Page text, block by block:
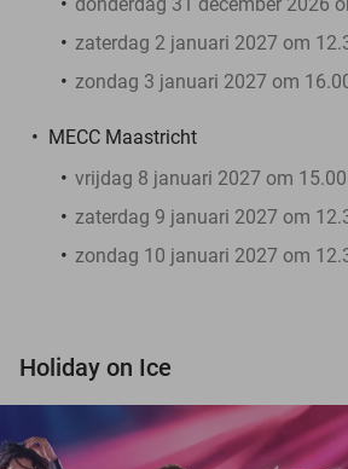
zaterdag 2 januari 2027 om
zondag 3 januari 2027 om
MECC Maastricht
vrijdag 8 januari 2027 om
zaterdag 9 januari 2027 om
zondag 10 januari 2027 om
Holiday on Ice